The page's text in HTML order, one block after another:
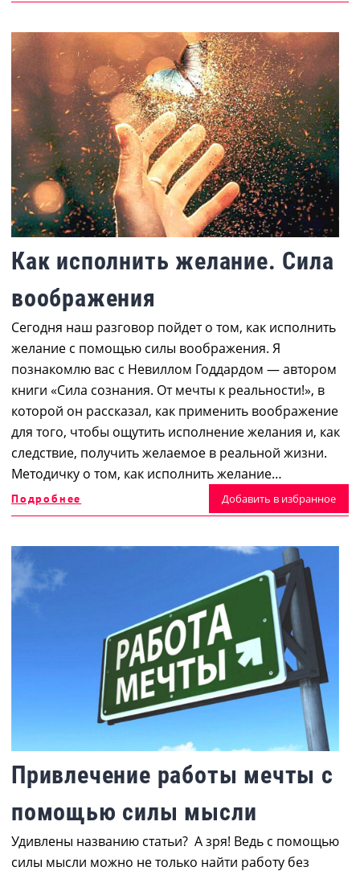
Как исполнить желание. Сила
воображения
Сегодня наш разговор пойдет о том, как исполнить
желание с помощью силы воображения. Я
познакомлю вас с Невиллом Годдардом ― автором
книги «Сила сознания. От мечты к реальности!», в
которой он рассказал, как применить воображение
для того, чтобы ощутить исполнение желания и, как
следствие, получить желаемое в реальной жизни.
Методичку о том, как исполнить желание…
Подробнее Добавить в избранное
Привлечение работы мечты с
помощью силы мысли
Удивлены названию статьи? А зря! Ведь с помощью
силы мысли можно не только найти работу без